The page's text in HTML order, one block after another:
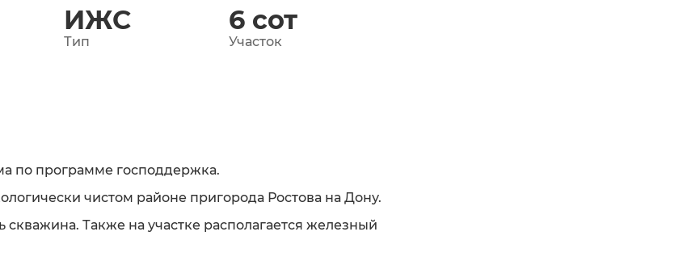
ИЖС
Тип
6 сот
Участок
по программе господдержка.
чистом районе пригорода Ростова на Дону.
скважина. Также на участке располагается железный